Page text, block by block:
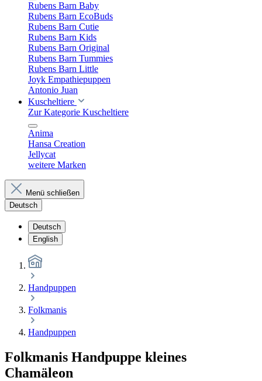
Rubens Barn Baby
Rubens Barn EcoBuds
Rubens Barn Cutie
Rubens Barn Kids
Rubens Barn Original
Rubens Barn Tummies
Rubens Barn Little
Joyk Empathiepuppen
Antonio Juan
Kuscheltiere
Zur Kategorie Kuscheltiere
Anima
Hansa Creation
Jellycat
weitere Marken
Menü schließen
Deutsch
Deutsch
English
Handpuppen
Folkmanis
Handpuppen
Folkmanis Handpuppe kleines
Chamäleon